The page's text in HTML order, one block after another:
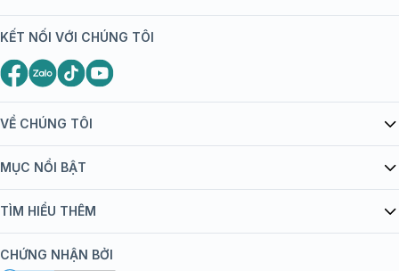
VỀ CHÚNG TÔI
Giới thiệu Tiêm Chủng FPT Long Châu
bán hàng
Chính sách nội dung
MỤC NỔI BẬT
Danh mục vắc xin
TÌM HIỂU THÊM
Khuyến mãi
CHỨNG NHẬN BỞI
KẾT NỐI VỚI CHÚNG TÔI